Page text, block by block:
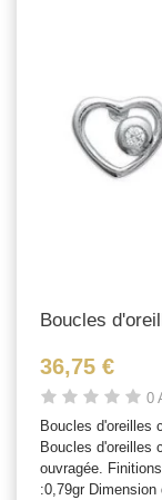
Boucles
36,75 €
0
Boucles d'oreilles
Boucles d'oreilles
ouvragée.
:0,79gr